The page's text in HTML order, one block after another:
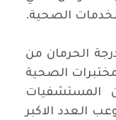
الصحية.
الحرمان من
الصحية
المستشفيات
العدد الاكبر